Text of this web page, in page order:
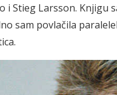
Stieg Larsson. Knjigu
sam povlačila